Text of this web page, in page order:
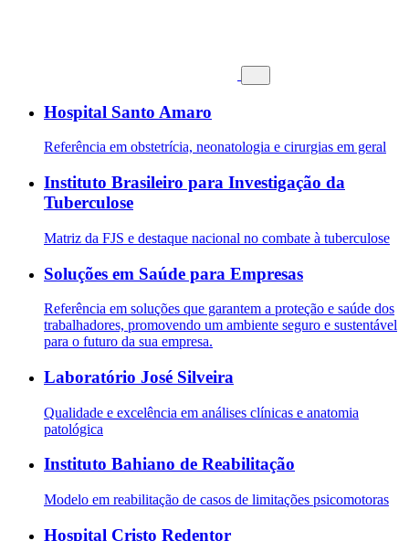
Hospital Santo Amaro
Referência em obstetrícia, neonatologia e cirurgias em geral
Instituto Brasileiro para Investigação da
Tuberculose
Matriz da FJS e destaque nacional no combate à tuberculose
Soluções em Saúde para Empresas
Referência em soluções que garantem a proteção e saúde dos
trabalhadores, promovendo um ambiente seguro e sustentável
para o futuro da sua empresa.
Laboratório José Silveira
Qualidade e excelência em análises clínicas e anatomia
patológica
Instituto Bahiano de Reabilitação
Modelo em reabilitação de casos de limitações psicomotoras
Hospital Cristo Redentor